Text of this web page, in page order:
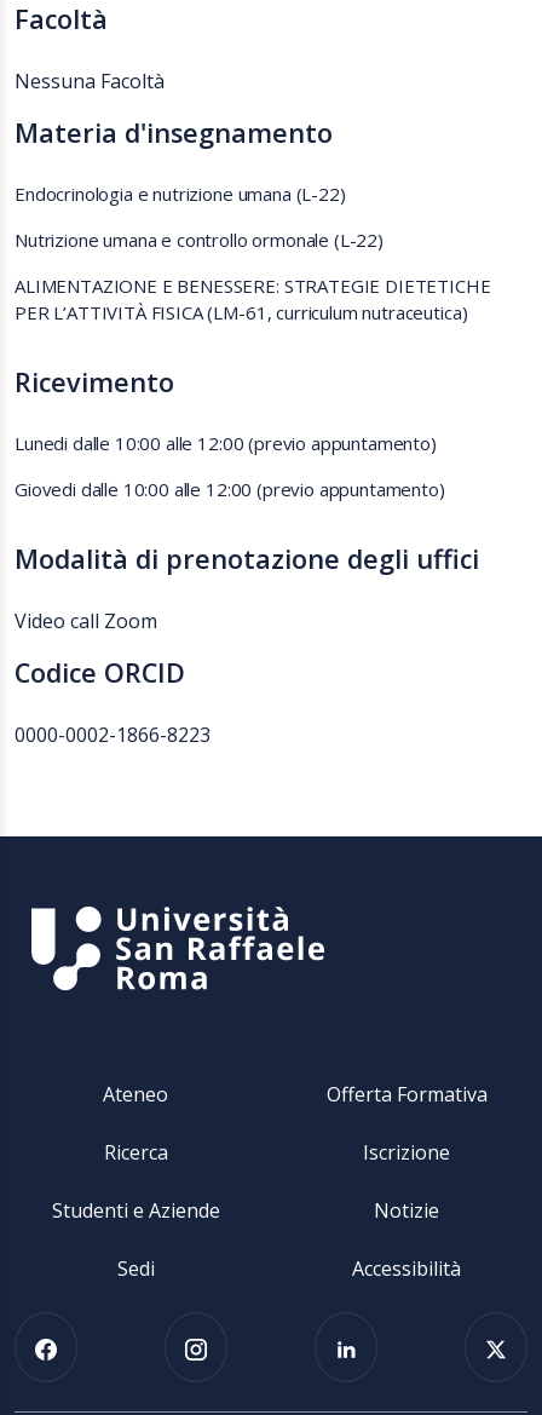
Facoltà
Nessuna Facoltà
Materia d'insegnamento
Endocrinologia e nutrizione umana (L-22)
Nutrizione umana e controllo ormonale (L-22)
ALIMENTAZIONE E BENESSERE: STRATEGIE DIETETICHE
PER L’ATTIVITÀ FISICA (LM-61, curriculum nutraceutica)
Ricevimento
Lunedi dalle 10:00 alle 12:00 (previo appuntamento)
Giovedi dalle 10:00 alle 12:00 (previo appuntamento)
Modalità di prenotazione degli uffici
Video call Zoom
Codice ORCID
0000-0002-1866-8223
Ateneo Offerta Formativa
Ricerca Iscrizione
Studenti e Aziende Notizie
Sedi Accessibilità